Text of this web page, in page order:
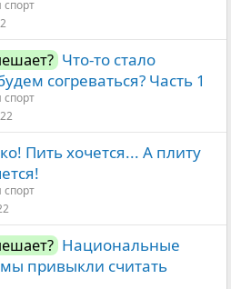
Что-то стало
согреваться? Часть 1
Пить хочется... А плиту
Национальные
привыкли считать